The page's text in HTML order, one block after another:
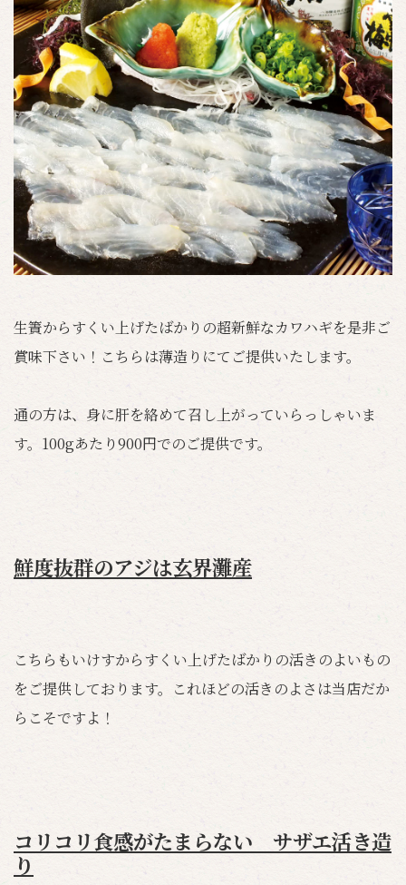
生簀からすくい上げたばかりの超新鮮なカワハギを是非ご
賞味下さい！こちらは薄造りにてご提供いたします。
通の方は、身に肝を絡めて召し上がっていらっしゃいま
す。100gあたり900円でのご提供です。
鮮度抜群のアジは玄界灘産
こちらもいけすからすくい上げたばかりの活きのよいもの
をご提供しております。これほどの活きのよさは当店だか
らこそですよ！
コリコリ食感がたまらない サザエ活き造
り